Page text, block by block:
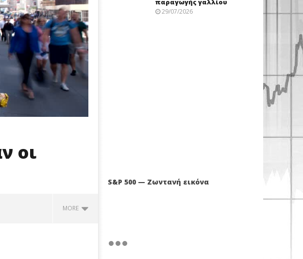
οι
MORE
παραγωγής γαλλίου
29/07/2026
S&P 500 — Ζωντανή εικόνα